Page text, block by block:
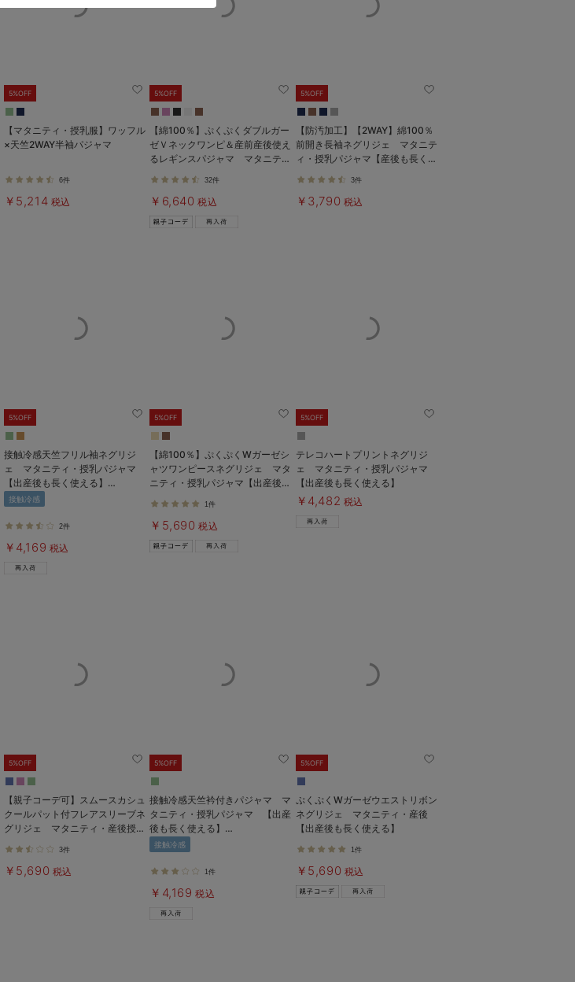
5%OFF
【マタニティ・授乳服】ワッフル
×天竺2WAY半袖パジャマ
6件
￥5,214 税込
5%OFF
【綿100％】ぷくぷくダブルガー
ゼＶネックワンピ＆産前産後使え
るレギンスパジャマ マタニテ
ィ・授乳パジャマ【親子コーデ
32件
￥6,640 税込
5%OFF
【防汚加工】【2WAY】綿100％
前開き長袖ネグリジェ マタニテ
ィ・授乳パジャマ【産後も長く着
3件
￥3,790 税込
5%OFF
接触冷感天竺フリル袖ネグリジ
ェ マタニティ・授乳パジャマ
【出産後も長く使える】
Rosemadame（ローズマダム）
接触冷感
2件
￥4,169 税込
5%OFF
【綿100％】ぷくぷくWガーゼシ
ャツワンピースネグリジェ マタ
ニティ・授乳パジャマ【出産後も
1件
￥5,690 税込
5%OFF
テレコハートプリントネグリジ
ェ マタニティ・授乳パジャマ
【出産後も長く使える】
￥4,482 税込
5%OFF
【親子コーデ可】スムースカシュ
クールパット付フレアスリーブネ
グリジェ マタニティ・産後授乳
服【出産後も長く着れる】
3件
￥5,690 税込
5%OFF
接触冷感天竺衿付きパジャマ マ
タニティ・授乳パジャマ 【出産
後も長く使える】
Rosemadame（ローズマダム）
接触冷感
1件
￥4,169 税込
5%OFF
ぷくぷくWガーゼウエストリボン
ネグリジェ マタニティ・産後
【出産後も長く使える】
1件
￥5,690 税込